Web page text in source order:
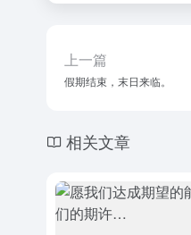
上一篇
假期结束，末日来临。
相关文章